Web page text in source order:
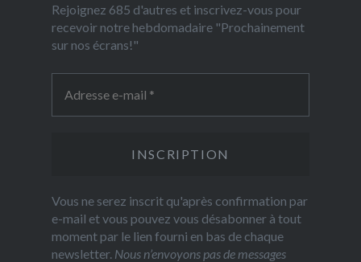
Rejoignez 685 d'autres et inscrivez-vous pour
recevoir notre hebdomadaire "Prochainement
sur nos écrans!"
Vous ne serez inscrit qu'après confirmation par
e-mail et vous pouvez vous désabonner à tout
moment par le lien fourni en bas de chaque
newsletter. Nous n’envoyons pas de messages